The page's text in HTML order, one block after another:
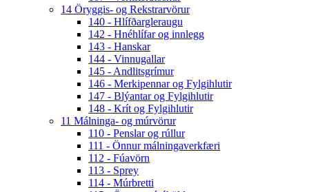
14 Öryggis- og Rekstrarvörur
140 - Hlífðargleraugu
142 - Hnéhlífar og innlegg
143 - Hanskar
144 - Vinnugallar
145 - Andlitsgrímur
146 - Merkipennar og Fylgihlutir
147 - Blýantar og Fylgihlutir
148 - Krít og Fylgihlutir
11 Málninga- og múrvörur
110 - Penslar og rúllur
111 - Önnur málningaverkfæri
112 - Fúavörn
113 - Sprey
114 - Múrbretti